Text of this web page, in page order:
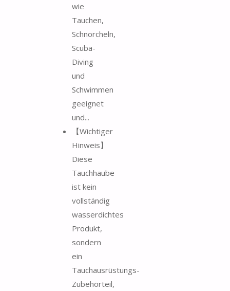
wie
Tauchen,
Schnorcheln,
Scuba-
Diving
und
Schwimmen
geeignet
und...
【Wichtiger
Hinweis】
Diese
Tauchhaube
ist kein
vollständig
wasserdichtes
Produkt,
sondern
ein
Tauchausrüstungs-
Zubehörteil,